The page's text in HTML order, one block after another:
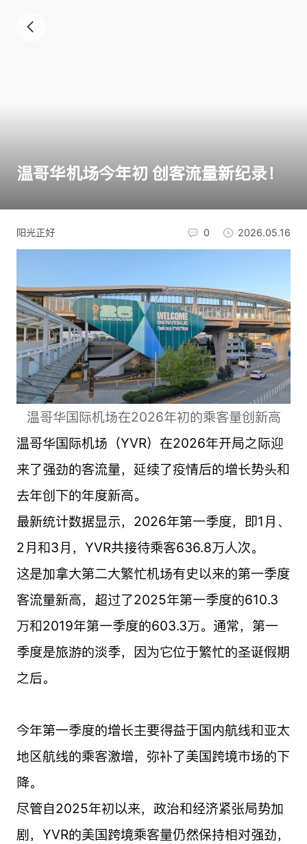
温哥华机场今年初 创客流量新纪录！
阳光正好 0 2026.05.16
温哥华国际机场在2026年初的乘客量创新高
温哥华国际机场（YVR）在2026年开局之际迎
来了强劲的客流量，延续了疫情后的增长势头和
去年创下的年度新高。
最新统计数据显示，2026年第一季度，即1月、
2月和3月，YVR共接待乘客636.8万人次。
这是加拿大第二大繁忙机场有史以来的第一季度
客流量新高，超过了2025年第一季度的610.3
万和2019年第一季度的603.3万。通常，第一
季度是旅游的淡季，因为它位于繁忙的圣诞假期
之后。
今年第一季度的增长主要得益于国内航线和亚太
地区航线的乘客激增，弥补了美国跨境市场的下
降。
尽管自2025年初以来，政治和经济紧张局势加
剧，YVR的美国跨境乘客量仍然保持相对强劲，